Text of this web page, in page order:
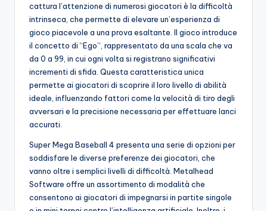
cattura l’attenzione di numerosi giocatori è la difficoltà
intrinseca, che permette di elevare un’esperienza di
gioco piacevole a una prova esaltante. Il gioco introduce
il concetto di “Ego”, rappresentato da una scala che va
da 0 a 99, in cui ogni volta si registrano significativi
incrementi di sfida. Questa caratteristica unica
permette ai giocatori di scoprire il loro livello di abilità
ideale, influenzando fattori come la velocità di tiro degli
avversari e la precisione necessaria per effettuare lanci
accurati.
Super Mega Baseball 4 presenta una serie di opzioni per
soddisfare le diverse preferenze dei giocatori, che
vanno oltre i semplici livelli di difficoltà. Metalhead
Software offre un assortimento di modalità che
consentono ai giocatori di impegnarsi in partite singole